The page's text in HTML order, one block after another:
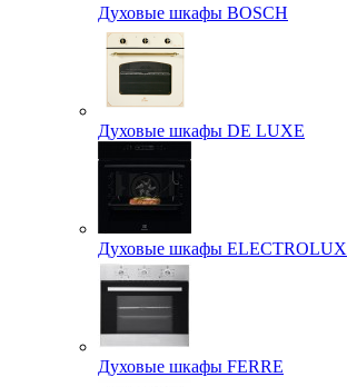
Духовые шкафы BOSCH
Духовые шкафы DE LUXE
Духовые шкафы ELECTROLUX
Духовые шкафы FERRE